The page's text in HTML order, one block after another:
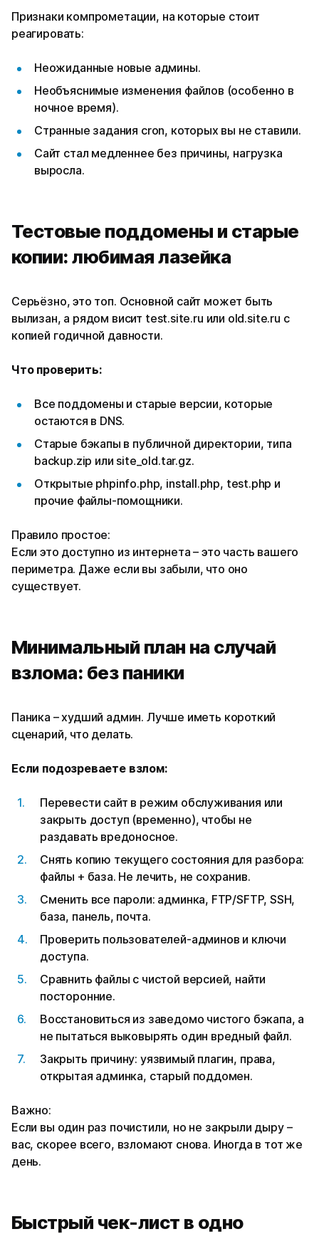
Признаки компрометации, на которые стоит
реагировать:
Неожиданные новые админы.
Необъяснимые изменения файлов (особенно в
ночное время).
Странные задания cron, которых вы не ставили.
Сайт стал медленнее без причины, нагрузка
выросла.
Тестовые поддомены и старые
копии: любимая лазейка
Серьёзно, это топ. Основной сайт может быть
вылизан, а рядом висит test.site.ru или old.site.ru с
копией годичной давности.
Что проверить:
Все поддомены и старые версии, которые
остаются в DNS.
Старые бэкапы в публичной директории, типа
backup.zip или site_old.tar.gz.
Открытые phpinfo.php, install.php, test.php и
прочие файлы-помощники.
Правило простое:
Если это доступно из интернета – это часть вашего
периметра. Даже если вы забыли, что оно
существует.
Минимальный план на случай
взлома: без паники
Паника – худший админ. Лучше иметь короткий
сценарий, что делать.
Если подозреваете взлом:
Перевести сайт в режим обслуживания или
закрыть доступ (временно), чтобы не
раздавать вредоносное.
Снять копию текущего состояния для разбора:
файлы + база. Не лечить, не сохранив.
Сменить все пароли: админка, FTP/SFTP, SSH,
база, панель, почта.
Проверить пользователей-админов и ключи
доступа.
Сравнить файлы с чистой версией, найти
посторонние.
Восстановиться из заведомо чистого бэкапа, а
не пытаться выковырять один вредный файл.
Закрыть причину: уязвимый плагин, права,
открытая админка, старый поддомен.
Важно:
Если вы один раз почистили, но не закрыли дыру –
вас, скорее всего, взломают снова. Иногда в тот же
день.
Быстрый чек-лист в одно